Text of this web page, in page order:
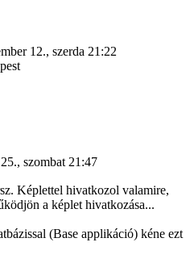
12., szerda 21:22
szombat 21:47
Képlettel hivatkozol valamire,
a képlet hivatkozása...
(Base applikáció) kéne ezt